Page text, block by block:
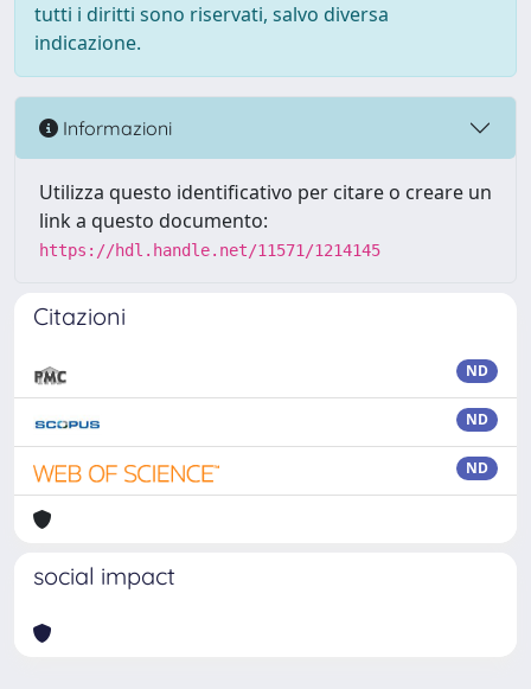
tutti i diritti sono riservati, salvo diversa
indicazione.
Informazioni
Utilizza questo identificativo per citare o creare un
link a questo documento:
https://hdl.handle.net/11571/1214145
Citazioni
ND
ND
ND
social impact